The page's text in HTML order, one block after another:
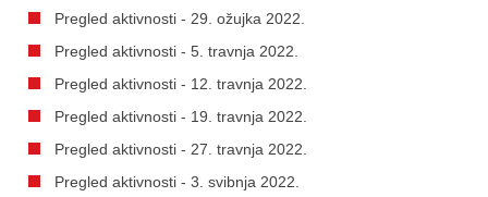
Pregled aktivnosti - 29. ožujka 2022.
Pregled aktivnosti - 5. travnja 2022.
Pregled aktivnosti - 12. travnja 2022.
Pregled aktivnosti - 19. travnja 2022.
Pregled aktivnosti - 27. travnja 2022.
Pregled aktivnosti - 3. svibnja 2022.